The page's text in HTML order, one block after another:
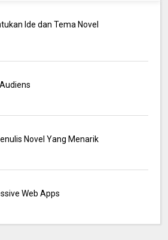
Ide dan Tema Novel
Novel Yang Menarik
Web Apps